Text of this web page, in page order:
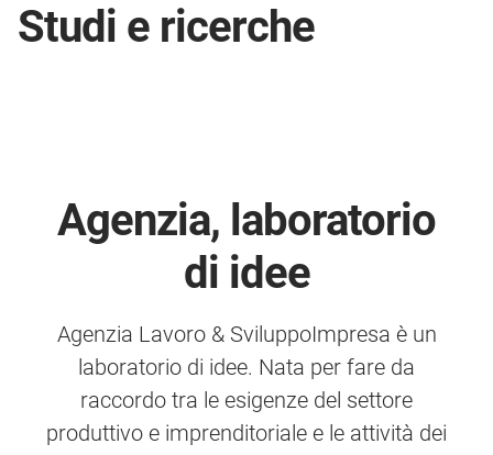
Studi e ricerche
Agenzia, laboratorio
di idee
Agenzia Lavoro & SviluppoImpresa è un
laboratorio di idee. Nata per fare da
raccordo tra le esigenze del settore
produttivo e imprenditoriale e le attività dei